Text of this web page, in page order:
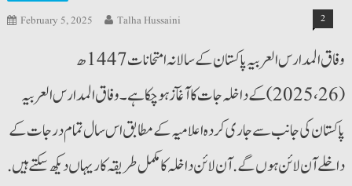
February 5, 2025 Talha Hussaini 2
وفاق المدارس العربیہ پاکستان کے سالانہ امتحانات 1447ھ
(2025،26) کے داخلہ جات کا آغآز ہوچکا ہے۔ وفاق المدارس العربیہ
پاکستان کی جانب سے جاری کردہ اعلامیہ کے مطابق اس سال تمام درجات کے
داخلے آن لائن ہوں گے. آن لائن داخلہ کا مکمل طریقہ کار یہاں دیکھ سکتے ہیں.